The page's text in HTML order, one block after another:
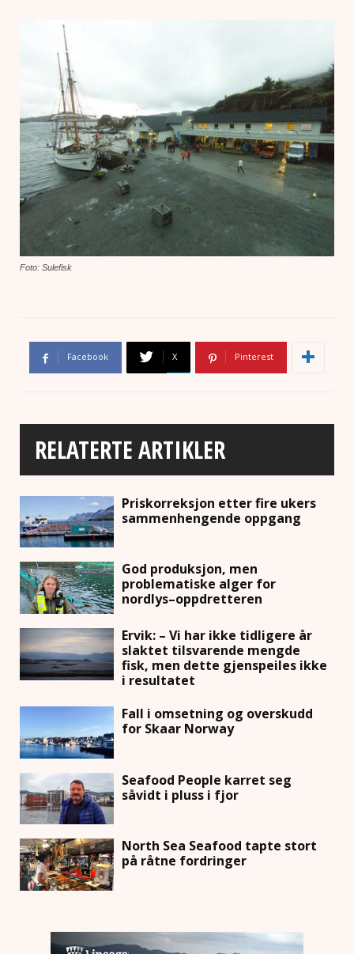
Foto: Sulefisk
Facebook X Pinterest
RELATERTE ARTIKLER
Priskorreksjon etter fire ukers
sammenhengende oppgang
God produksjon, men
problematiske alger for
nordlys–oppdretteren
Ervik: – Vi har ikke tidligere år
slaktet tilsvarende mengde
fisk, men dette gjenspeiles ikke
i resultatet
Fall i omsetning og overskudd
for Skaar Norway
Seafood People karret seg
såvidt i pluss i fjor
North Sea Seafood tapte stort
på råtne fordringer